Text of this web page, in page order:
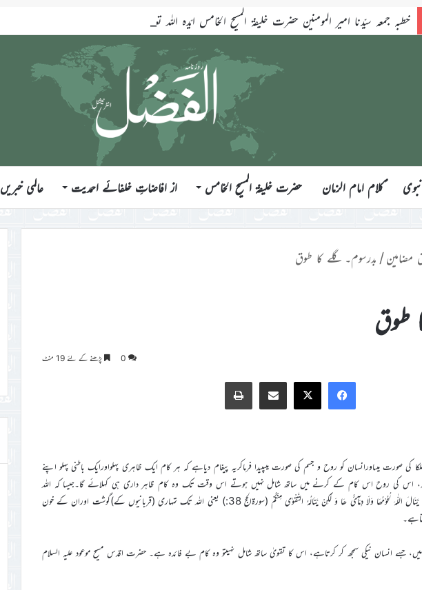
خطبہ جمعہ سیّدنا امیر المومنین حضرت خلیفۃ المسیح الخامس ایّدہ اللہ تعالیٰ بنصرہ العزیز فرمودہ 17؍جولائی 2026ء
ؑکلام امام الزمان حضرت خلیفۃ المسیح الخامس از افاضاتِ خلفائے احمدیت عالمی خبریں
مضامین/ بدرسوم۔ گلے کا طوق
طوق
0 پڑھنے کے لئے 19 منٹ
Facebook
X
Share via Email
Print
کی صورت میںاورانسان کو روح و جسم کی صورت میںپیدا فرماکریہ پیغام دیاہے کہ ہر کام ایک ظاہری پہلواورایک باطنی پہلو اپنے
اس کی روح اس کام کے کرنے میں ساتھ شامل نہیں ہوتے اس وقت تک وہ کام ظاہر داری ہی کہلائے گا۔جیسا کہ اللہ
تعالیٰ نے قرآن کریم میں فرمایا ہے لَنْ یَّنَالَ اللّٰہَ لُحُوْمُھَا وَلَا دِمَآئُ ھَا وَ لٰکِنْ یَّنَالُہُ التَّقْوٰی مِنْکُمْ (سورۃالحج 38:) یعنی اللہ تک تمہاری (قربانیوں کے)گوشت اوران کے خون
انسان نیکی سمجھ کر کرتاہے، اس کا تقویٰ ساتھ شامل نہیںتو وہ کام بے فائدہ ہے۔ حضرت اقدس مسیح موعود علیہ السلام